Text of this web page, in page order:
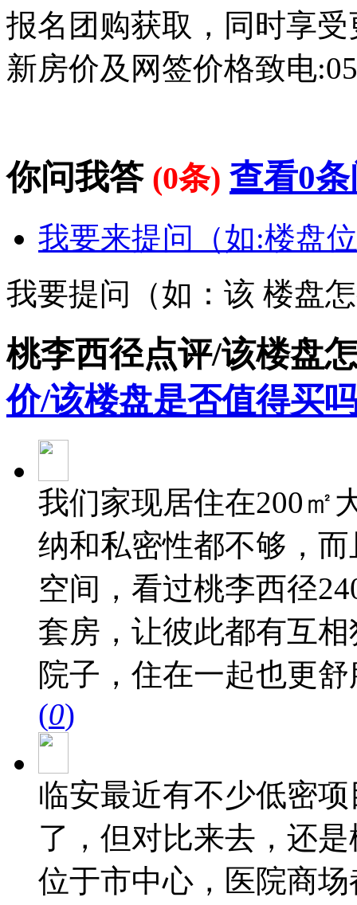
报名团购获取，同时享
新房价及网签价格致电
你问我答 (0条) 查看0
我要来提问（如:楼盘
我要提问（如：该 楼盘
桃李西径点评/该楼盘
价/该楼盘是否值得买
我们家现居住在200㎡
纳和私密性都不够，
空间，看过桃李西径
套房，让彼此都有互
院子，住在一起也更
(0)
临安最近有不少低密
了，但对比来去，还
位于市中心，医院商